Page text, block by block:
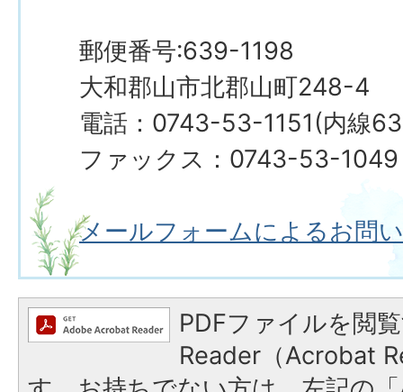
郵便番号:639-1198
大和郡山市北郡山町248-4
電話：0743-53-1151(内線
ファックス：0743-53-1049
メールフォームによるお問
PDFファイルを閲
Reader（Acrobat